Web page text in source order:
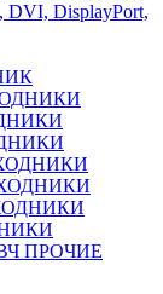
DisplayPort,
ПРОЧИЕ